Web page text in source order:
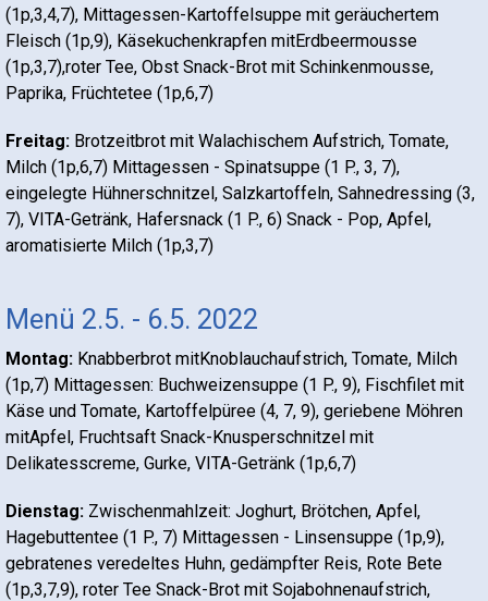
(1p,3,4,7), Mittagessen-Kartoffelsuppe mit geräuchertem
Fleisch (1p,9), Käsekuchenkrapfen mitErdbeermousse
(1p,3,7),roter Tee, Obst Snack-Brot mit Schinkenmousse,
Paprika, Früchtetee (1p,6,7)
Freitag: Brotzeitbrot mit Walachischem Aufstrich, Tomate,
Milch (1p,6,7) Mittagessen - Spinatsuppe (1 P., 3, 7),
eingelegte Hühnerschnitzel, Salzkartoffeln, Sahnedressing (3,
7), VITA-Getränk, Hafersnack (1 P., 6) Snack - Pop, Apfel,
aromatisierte Milch (1p,3,7)
Menü 2.5. - 6.5. 2022
Montag: Knabberbrot mitKnoblauchaufstrich, Tomate, Milch
(1p,7) Mittagessen: Buchweizensuppe (1 P., 9), Fischfilet mit
Käse und Tomate, Kartoffelpüree (4, 7, 9), geriebene Möhren
mitApfel, Fruchtsaft Snack-Knusperschnitzel mit
Delikatesscreme, Gurke, VITA-Getränk (1p,6,7)
Dienstag: Zwischenmahlzeit: Joghurt, Brötchen, Apfel,
Hagebuttentee (1 P., 7) Mittagessen - Linsensuppe (1p,9),
gebratenes veredeltes Huhn, gedämpfter Reis, Rote Bete
(1p,3,7,9), roter Tee Snack-Brot mit Sojabohnenaufstrich,